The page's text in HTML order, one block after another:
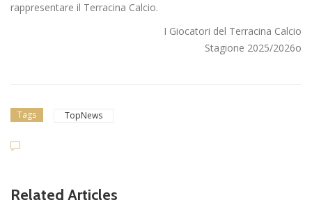
rappresentare il Terracina Calcio.
I Giocatori del Terracina Calcio
Stagione 2025/2026o
Tags TopNews
Related Articles